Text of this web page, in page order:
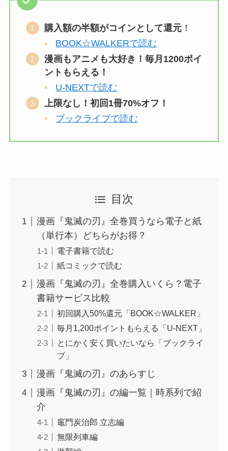
購入額の半額がコインとして還元 ！
BOOK☆WALKERで読む
漫画もアニメも大好き！毎月1200ポイ
ントもらえる！
U-NEXTで読む
上限なし！初回1冊70%オフ！
ブックライブで読む
目次
漫画『鬼滅の刃』全巻買うなら電子と紙
（単行本）どちらがお得？
電子書籍で読む
紙コミックで読む
漫画『鬼滅の刃』全巻購入いくら？電子
書籍サービス比較
初回購入50%還元「BOOK☆WALKER」
毎月1,200ポイントもらえる「U-NEXT」
とにかく安く買いたいなら「ブックライ
ブ」
漫画『鬼滅の刃』のあらすじ
漫画『鬼滅の刃』の編一覧｜時系列で紹
介
竈門炭治郎 立志編
無限列車編